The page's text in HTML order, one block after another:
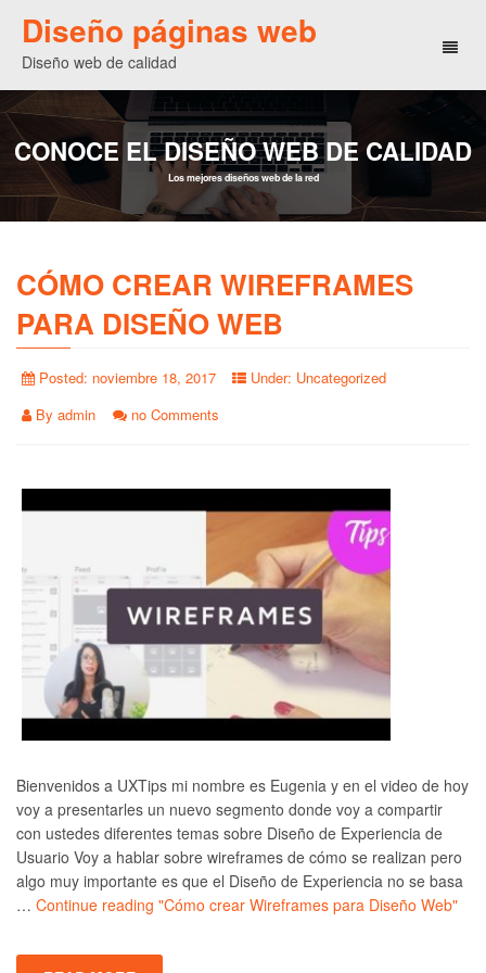
Diseño páginas web
Diseño web de calidad
CONOCE EL DISEÑO WEB DE CALIDAD
Los mejores diseños web de la red
CÓMO CREAR WIREFRAMES
PARA DISEÑO WEB
Posted: noviembre 18, 2017 Under: Uncategorized
By admin no Comments
Bienvenidos a UXTips mi nombre es Eugenia y en el video de hoy
voy a presentarles un nuevo segmento donde voy a compartir
con ustedes diferentes temas sobre Diseño de Experiencia de
Usuario Voy a hablar sobre wireframes de cómo se realizan pero
algo muy importante es que el Diseño de Experiencia no se basa
… Continue reading "Cómo crear Wireframes para Diseño Web"